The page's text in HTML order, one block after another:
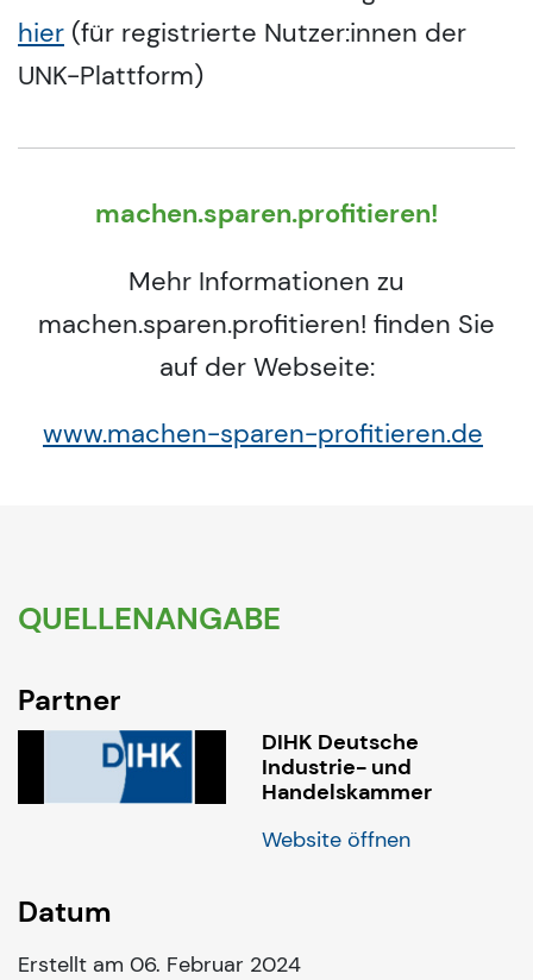
hier (für registrierte Nutzer:innen der
UNK-Plattform)
machen.sparen.profitieren!
Mehr Informationen zu
machen.sparen.profitieren! finden Sie
auf der Webseite:
www.machen-sparen-profitieren.de
QUELLENANGABE
Partner
DIHK Deutsche
Industrie- und
Handelskammer
Website öffnen
Datum
Erstellt am 06. Februar 2024